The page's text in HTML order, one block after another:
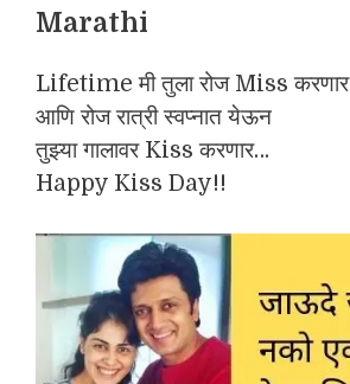
Marathi
Lifetime मी तुला रोज Miss करणार
आणि रोज रात्री स्वप्नात येऊन
तुझ्या गालावर Kiss करणार…
Happy Kiss Day!!